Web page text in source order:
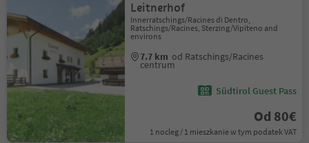
Leitnerhof
Innerratschings/Racines di Dentro,
Ratschings/Racines, Sterzing/Vipiteno and
environs
7.7 km od Ratschings/Racines
centrum
Südtirol Guest Pass
Od 80€
1 nocleg / 1 mieszkanie w tym podatek VAT